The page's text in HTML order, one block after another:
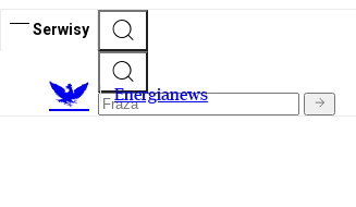
Serwisy
Energianews